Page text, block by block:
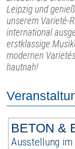
Leipzig und
unserem Varieté-
international
erstklassige
modernen
hautnah!
BETON &
Ausstellung